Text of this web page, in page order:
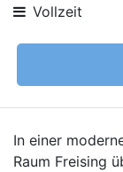
Vollzeit
In einer
Raum Freising